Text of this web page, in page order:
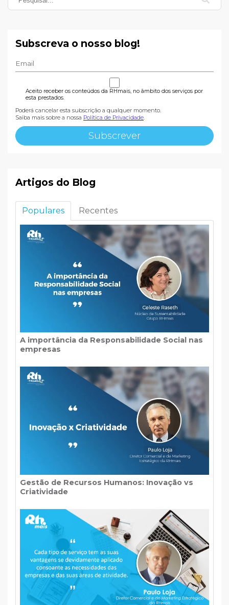
Subscreva o nosso blog!
Aceito receber os conteúdos da RHmais, no âmbito dos serviços por
esta prestados.
Poderá cancelar esta subscrição a qualquer momento.
Saiba mais sobre a nossa Política de Privacidade.
Artigos do Blog
Populares Recentes
A importância da Responsabilidade Social nas
empresas
Gestão de Recursos Humanos: Inovação vs
Criatividade